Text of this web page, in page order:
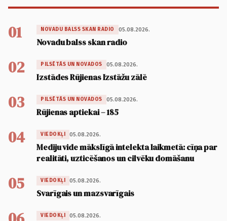
01 NOVADU BALSS SKAN RADIO 05.08.2026.
Novadu balss skan radio
02 PILSĒTĀS UN NOVADOS 05.08.2026.
Izstādes Rūjienas Izstāžu zālē
03 PILSĒTĀS UN NOVADOS 05.08.2026.
Rūjienas aptiekai – 185
04 VIEDOKĻI 05.08.2026.
Mediju vide mākslīgā intelekta laikmetā: cīņa par
realitāti, uzticēšanos un cilvēku domāšanu
05 VIEDOKĻI 05.08.2026.
Svarīgais un mazsvarīgais
VIEDOKĻI 05.08.2026.